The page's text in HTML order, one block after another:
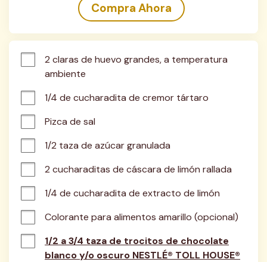
Compra Ahora
2 claras de huevo grandes, a temperatura
ambiente
1/4 de cucharadita de cremor tártaro
Pizca de sal
1/2 taza de azúcar granulada
2 cucharaditas de cáscara de limón rallada
1/4 de cucharadita de extracto de limón
Colorante para alimentos amarillo (opcional)
1/2 a 3/4 taza de trocitos de chocolate
blanco y/o oscuro NESTLÉ® TOLL HOUSE®